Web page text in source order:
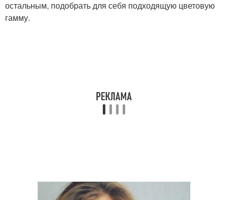
остальным, подобрать для себя подходящую цветовую
гамму.